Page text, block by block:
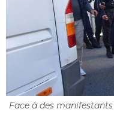
Face à des